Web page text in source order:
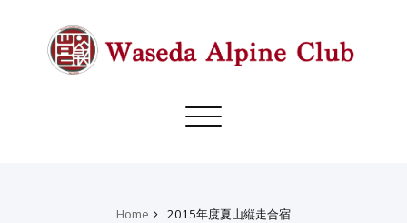
Toggle
Home 2015年度夏山縦走合宿